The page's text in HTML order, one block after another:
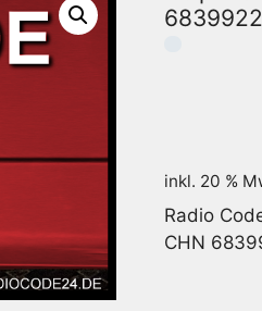
inkl. 20 %
Radio
CHN